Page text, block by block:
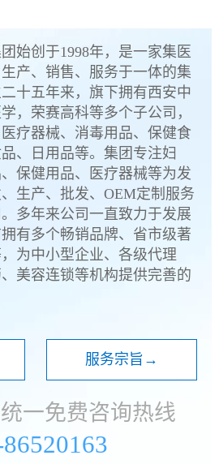
始创于1998年，是一家集医
产、销售、服务于一体的集
十五年来，旗下拥有西安中
，荣赛高科等多个子公司，
疗器械、消毒用品、保健食
、日用品等。集团专注妇
保健用品、医疗器械等为发
生产、批发、OEM定制服务
多年来公司一直致力于发展
有多个畅销品牌、省市级著
为中小型企业、各级代理
美容连锁等机构提供完善的
服务宗旨→
一免费咨询热线